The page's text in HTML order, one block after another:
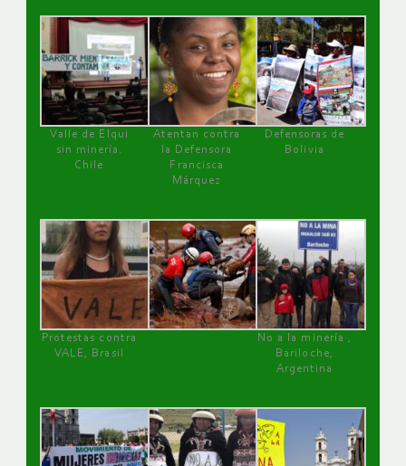
Valle de Elqui
sin minería.
Chile
Atentan contra
la Defensora
Francisca
Márquez
Defensoras de
Bolivia
Protestas contra
VALE, Brasil
No a la minería ,
Bariloche,
Argentina